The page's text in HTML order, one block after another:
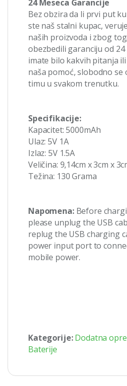
24 Meseca Garancije
Bez obzira da li prvi put
ste naš stalni kupac,
naših proizvoda i zbog
obezbedili garanciju od 24
imate bilo kakvih pitanja
naša pomoć, slobodno se
timu u svakom trenutku.
Specifikacije:
Kapacitet: 5000mAh
Ulaz: 5V 1A
Izlaz: 5V 1.5A
Veličina: 9,14cm x 3cm x
Težina: 130 Grama
Napomena:Before
please unplug the USB
replug the USB charging
power input port to
mobile power.
Kategorije:Dodatna
Baterije